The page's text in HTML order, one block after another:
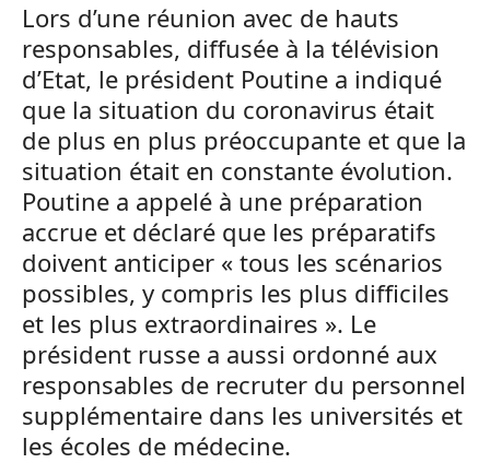
Lors d’une réunion avec de hauts
responsables, diffusée à la télévision
d’Etat, le président Poutine a indiqué
que la situation du coronavirus était
de plus en plus préoccupante et que la
situation était en constante évolution.
Poutine a appelé à une préparation
accrue et déclaré que les préparatifs
doivent anticiper « tous les scénarios
possibles, y compris les plus difficiles
et les plus extraordinaires ». Le
président russe a aussi ordonné aux
responsables de recruter du personnel
supplémentaire dans les universités et
les écoles de médecine.